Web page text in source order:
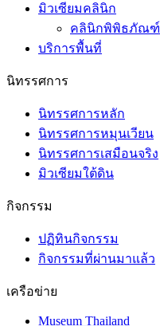
มิวเซียมคลินิก
คลินิกพิพิธภัณฑ์
บริการพื้นที่
นิทรรศการ
นิทรรศการหลัก
นิทรรศการหมุนเวียน
นิทรรศการเสมือนจริง
มิวเซียมใต้ดิน
กิจกรรม
ปฏิทินกิจกรรม
กิจกรรมที่ผ่านมาแล้ว
เครือข่าย
Museum Thailand